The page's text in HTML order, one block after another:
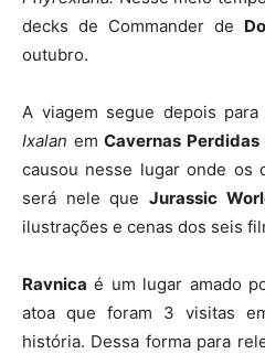
decks de Commander de
outubro.
A viagem segue depois
Ixalan emCavernas Perdidas
causou nesse lugar onde os
será nele queJurassic
ilustrações e cenas dos seis
Ravnica é um lugar amado
atoa que foram 3 visitas
história. Dessa forma para